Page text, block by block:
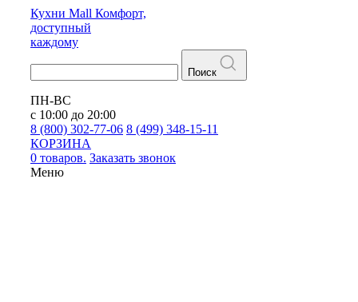
Кухни Mall Комфорт,
доступный
каждому
Поиск
ПН-ВС
с 10:00 до 20:00
8 (800) 302-77-06 8 (499) 348-15-11
КОРЗИНА
0 товаров. Заказать звонок
Меню